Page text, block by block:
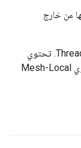
من خارج
يتوافق أول نطاقين مع البادئات التي تحددها شبكة Thread. تحتوي
، بينما تحتوي Mesh-Local